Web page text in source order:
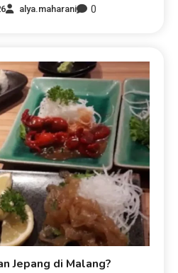
alya.maharani 0
Jepang di Malang?